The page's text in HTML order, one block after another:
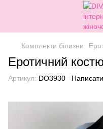
Комплекти білизни
Еротичний
Артикул: DO3930 Написати